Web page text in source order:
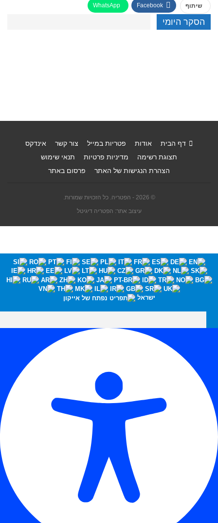
שיתוף Facebook
WhatsApp
הסקר היומי
דף הבית אודות פטריות במייל צור קשר
אינדקס
תצוגת רשימה
מדיניות פרטיות
תנאי שימוש
הצהרת הנגישות של האתר
פרסום באתר
© 2026 - הפטריה. כל הזכויות שמורות.
עיצוב אתר: הפטריה דיגיטל
ישראל